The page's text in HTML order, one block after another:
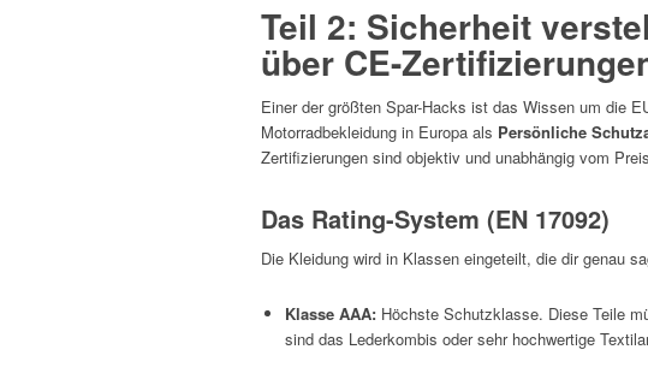
Teil 2: Sicherheit
über CE-
Einer der größten Spar-Hacks ist das Wissen um die
Motorradbekleidung in Europa als Persönliche
Zertifizierungen sind objektiv und unabhängig vom
Das Rating-System (EN 17092)
Die Kleidung wird in Klassen eingeteilt, die dir genau
Klasse AAA: Höchste Schutzklasse. Diese Teile
sind das Lederkombis oder sehr hochwertige